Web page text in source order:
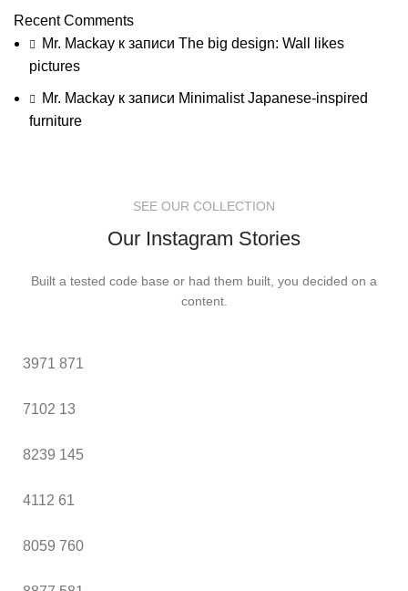
Recent Comments
Mr. Mackay к записи The big design: Wall likes
pictures
Mr. Mackay к записи Minimalist Japanese-inspired
furniture
SEE OUR COLLECTION
Our Instagram Stories
Built a tested code base or had them built, you decided on a
content.
3971 871
7102 13
8239 145
4112 61
8059 760